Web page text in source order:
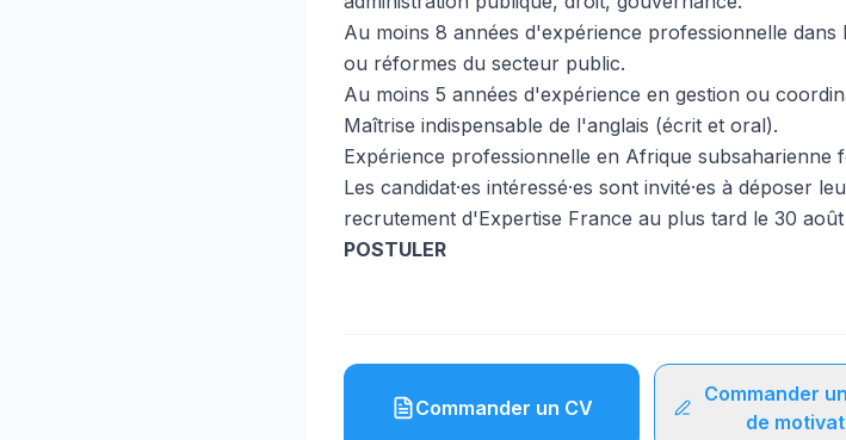
Au moins 8 années d'expérience professionnelle
ou réformes du secteur public.
Au moins 5 années d'expérience en gestion ou
Maîtrise indispensable de l'anglais (écrit et oral).
Expérience professionnelle en Afrique subsaharienne
Les candidat·es intéressé·es sont invité·es à déposer
recrutement d'Expertise France au plus tard le 30 août
POSTULER
Commander un CV
Commander
de